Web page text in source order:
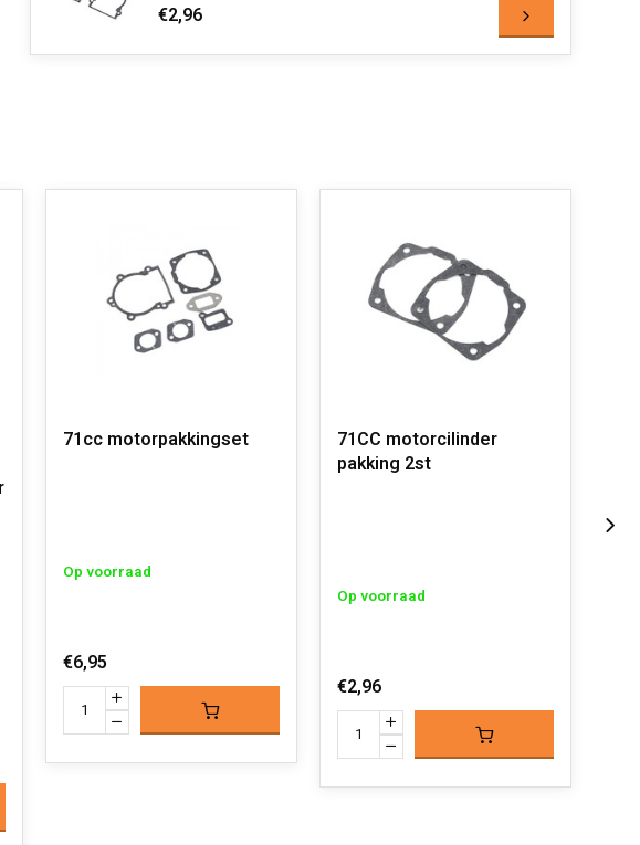
€2,96
71cc motorpakkingset
Op voorraad
€6,95
71CC motorcilinder
pakking 2st
Op voorraad
€2,96